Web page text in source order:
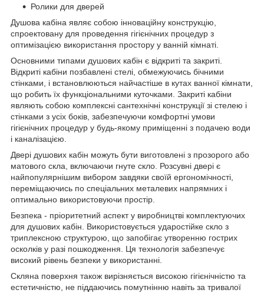
Ролики для дверей
Душова кабіна являє собою інноваційну конструкцію,
спроектовану для проведення гігієнічних процедур з
оптимізацією використання простору у ванній кімнаті.
Основними типами душових кабін є відкриті та закриті.
Відкриті кабіни позбавлені стелі, обмежуючись бічними
стінками, і встановлюються найчастіше в кутах ванної кімнати,
що робить їх функціональними куточками. Закриті кабіни
являють собою комплексні сантехнічні конструкції зі стелею і
стінками з усіх боків, забезпечуючи комфортні умови
гігієнічних процедур у будь-якому приміщенні з подачею води
і каналізацією.
Двері душових кабін можуть бути виготовлені з прозорого або
матового скла, включаючи гнуте скло. Розсувні двері є
найпопулярнішим вибором завдяки своїй ергономічності,
переміщаючись по спеціальних металевих напрямних і
оптимально використовуючи простір.
Безпека - пріоритетний аспект у виробництві комплектуючих
для душових кабін. Використовується ударостійке скло з
триплексною структурою, що запобігає утворенню гострих
осколків у разі пошкодження. Ця технологія забезпечує
високий рівень безпеки у використанні.
Скляна поверхня також вирізняється високою гігієнічністю та
естетичністю, не піддаючись помутнінню навіть за тривалої